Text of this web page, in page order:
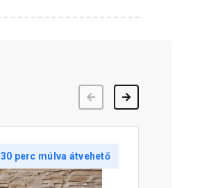
30 perc múlva átvehető